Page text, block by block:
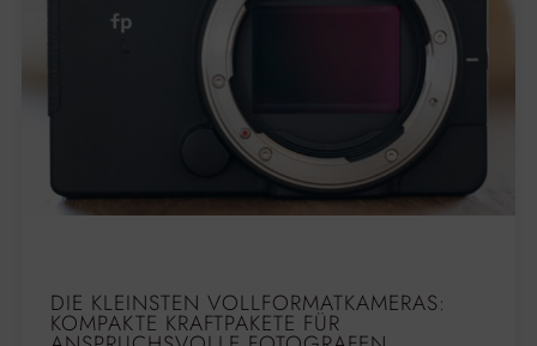
DIE KLEINSTEN VOLLFORMATKAMERAS:
KOMPAKTE KRAFTPAKETE FÜR